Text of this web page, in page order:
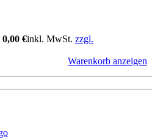
0,00 €inkl. MwSt. zzgl.
Warenkorb anzeigen